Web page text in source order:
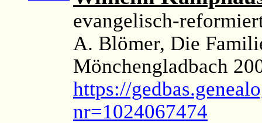
evangelisch-
A. Blömer, Die
Mönchengladbach
https://
nr=1024067474